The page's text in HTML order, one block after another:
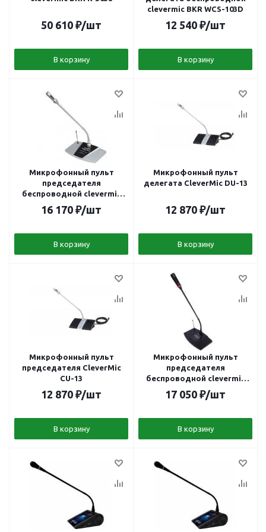
50 610 ₽/шт
В корзину
clevermic BKR WCS-103D
12 540 ₽/шт
В корзину
Микрофонный пульт
председателя
беспроводной clevermic
BKR WCS-105C Silver
16 170 ₽/шт
В корзину
Микрофонный пульт
делегата CleverMic DU-13
12 870 ₽/шт
В корзину
Микрофонный пульт
председателя CleverMic
CU-13
12 870 ₽/шт
В корзину
Микрофонный пульт
председателя
беспроводной clevermic
BKR WCS-201C
17 050 ₽/шт
В корзину